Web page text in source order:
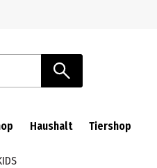
Haushalt Tiershop